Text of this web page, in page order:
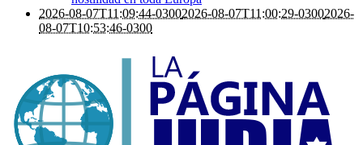
2026-08-07T11:09:44-03002026-08-07T11:00:29-03002026-
08-07T10:53:46-0300